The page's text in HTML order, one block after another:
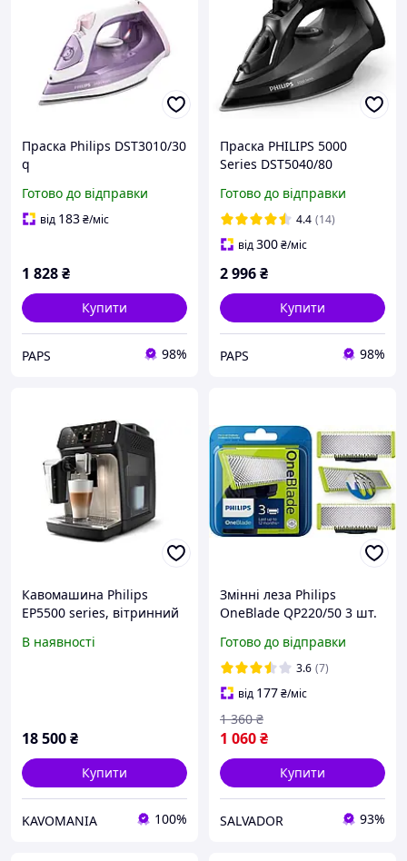
Праска Philips DST3010/30
q
Готово до відправки
від 183₴/міс
1 828₴
Купити
PAPS 98%
Праска PHILIPS 5000
Series DST5040/80
Готово до відправки
4.4 (14)
від300₴/міс
2 996₴
Купити
PAPS 98%
Кавомашина Philips
EP5500 series, вітринний
В наявності
18 500₴
Купити
KAVOMANIA 100%
Змінні леза Philips
OneBlade QP220/50 3 шт.
обличчя, насадка для
тримера філіпс уан блейд
Готово до відправки
3.6 (7)
від 177₴/міс
1 060₴
1 360 ₴
Купити
SALVADOR 93%